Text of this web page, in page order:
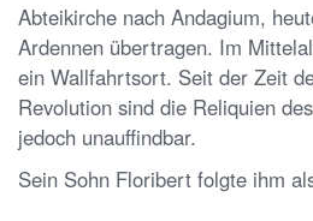
Abteikirche nach Andagium,
Ardennen übertragen. Im
ein Wallfahrtsort. Seit der Zeit
Revolution sind die Reliquien
jedoch unauffindbar.
Sein Sohn Floribert folgte ihm